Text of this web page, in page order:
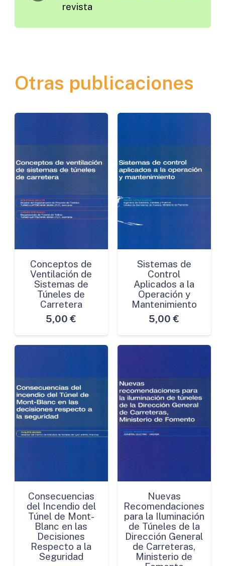
revista
Otras publicaciones
Conceptos de
Ventilación de
Sistemas de
Túneles de
Carretera
5,00 €
Sistemas de
Control
Aplicados a la
Operación y
Mantenimiento
5,00 €
Consecuencias
del Incendio del
Túnel de Mont-
Blanc en las
Decisiones
Respecto a la
Seguridad
Nuevas
Recomendaciones
para la Iluminación
de Túneles de la
Dirección General
de Carreteras,
Ministerio de